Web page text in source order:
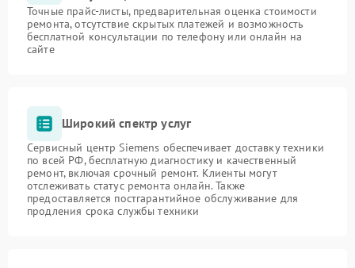
Точные прайс-листы, предварительная оценка стоимости
ремонта, отсутствие скрытых платежей и возможность
бесплатной консультации по телефону или онлайн на
сайте
Широкий спектр услуг
Сервисный центр Siemens обеспечивает доставку техники
по всей РФ, бесплатную диагностику и качественный
ремонт, включая срочный ремонт. Клиенты могут
отслеживать статус ремонта онлайн. Также
предоставляется постгарантийное обслуживание для
продления срока службы техники